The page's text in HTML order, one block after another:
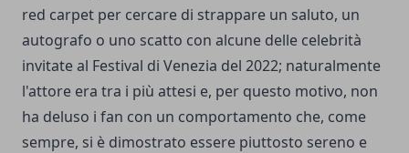
red carpet per cercare di strappare un saluto, un
autografo o uno scatto con alcune delle celebrità
invitate al Festival di Venezia del 2022; naturalmente
l'attore era tra i più attesi e, per questo motivo, non
ha deluso i fan con un comportamento che, come
sempre, si è dimostrato essere piuttosto sereno e